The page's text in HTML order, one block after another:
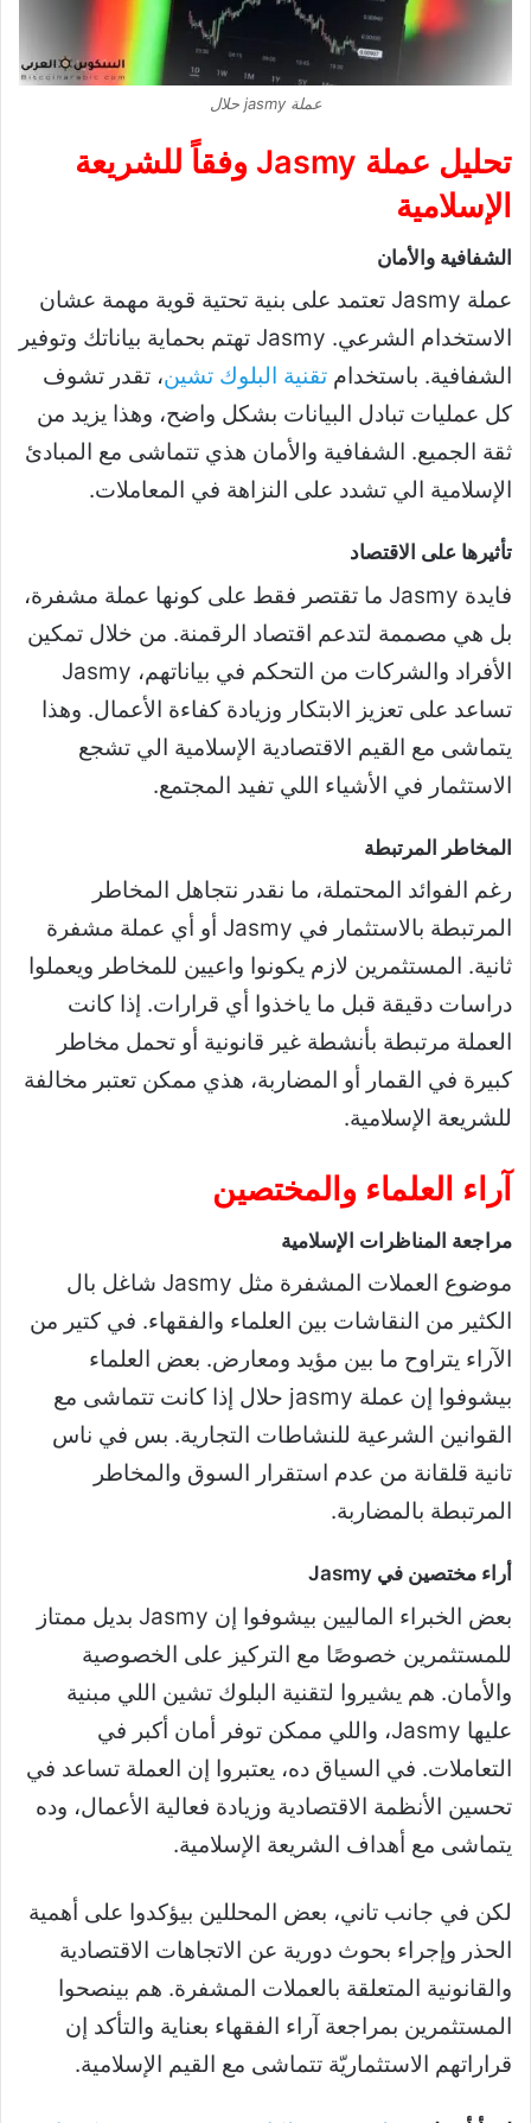
عملة jasmy حلال
تحليل عملة Jasmy وفقاً للشريعة
الإسلامية
الشفافية والأمان
عملة Jasmy تعتمد على بنية تحتية قوية مهمة عشان
الاستخدام الشرعي. Jasmy تهتم بحماية بياناتك وتوفير
الشفافية. باستخدام تقنية البلوك تشين، تقدر تشوف
كل عمليات تبادل البيانات بشكل واضح، وهذا يزيد من
ثقة الجميع. الشفافية والأمان هذي تتماشى مع المبادئ
الإسلامية الي تشدد على النزاهة في المعاملات.
تأثيرها على الاقتصاد
فايدة Jasmy ما تقتصر فقط على كونها عملة مشفرة،
بل هي مصممة لتدعم اقتصاد الرقمنة. من خلال تمكين
الأفراد والشركات من التحكم في بياناتهم، Jasmy
تساعد على تعزيز الابتكار وزيادة كفاءة الأعمال. وهذا
يتماشى مع القيم الاقتصادية الإسلامية الي تشجع
الاستثمار في الأشياء اللي تفيد المجتمع.
المخاطر المرتبطة
رغم الفوائد المحتملة، ما نقدر نتجاهل المخاطر
المرتبطة بالاستثمار في Jasmy أو أي عملة مشفرة
ثانية. المستثمرين لازم يكونوا واعيين للمخاطر ويعملوا
دراسات دقيقة قبل ما ياخذوا أي قرارات. إذا كانت
العملة مرتبطة بأنشطة غير قانونية أو تحمل مخاطر
كبيرة في القمار أو المضاربة، هذي ممكن تعتبر مخالفة
للشريعة الإسلامية.
آراء العلماء والمختصين
مراجعة المناظرات الإسلامية
موضوع العملات المشفرة مثل Jasmy شاغل بال
الكثير من النقاشات بين العلماء والفقهاء. في كتير من
الآراء يتراوح ما بين مؤيد ومعارض. بعض العلماء
بيشوفوا إن عملة jasmy حلال
إذا كانت تتماشى مع
القوانين الشرعية للنشاطات التجارية. بس في ناس
تانية قلقانة من عدم استقرار السوق والمخاطر
المرتبطة بالمضاربة.
أراء مختصين في Jasmy
بعض الخبراء الماليين بيشوفوا إن Jasmy بديل ممتاز
للمستثمرين خصوصًا مع التركيز على الخصوصية
والأمان. هم يشيروا لتقنية البلوك تشين اللي مبنية
عليها Jasmy، واللي ممكن توفر أمان أكبر في
التعاملات. في السياق ده، يعتبروا إن العملة تساعد في
تحسين الأنظمة الاقتصادية وزيادة فعالية الأعمال، وده
يتماشى مع أهداف الشريعة الإسلامية.
لكن في جانب تاني، بعض المحللين بيؤكدوا على أهمية
الحذر وإجراء بحوث دورية عن الاتجاهات الاقتصادية
والقانونية المتعلقة بالعملات المشفرة. هم بينصحوا
المستثمرين بمراجعة آراء الفقهاء بعناية والتأكد إن
قراراتهم الاستثماريّة تتماشى مع القيم الإسلامية.